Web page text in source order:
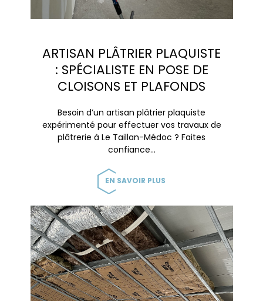
ARTISAN PLÂTRIER PLAQUISTE
: SPÉCIALISTE EN POSE DE
CLOISONS ET PLAFONDS
Besoin d’un artisan plâtrier plaquiste
expérimenté pour effectuer vos travaux de
plâtrerie à Le Taillan-Médoc ? Faites
confiance…
EN SAVOIR PLUS